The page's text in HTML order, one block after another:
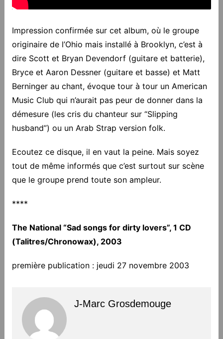
Impression confirmée sur cet album, où le groupe
originaire de l’Ohio mais installé à Brooklyn, c’est à
dire Scott et Bryan Devendorf (guitare et batterie),
Bryce et Aaron Dessner (guitare et basse) et Matt
Berninger au chant, évoque tour à tour un American
Music Club qui n’aurait pas peur de donner dans la
démesure (les cris du chanteur sur “Slipping
husband”) ou un Arab Strap version folk.
Ecoutez ce disque, il en vaut la peine. Mais soyez
tout de même informés que c’est surtout sur scène
que le groupe prend toute son ampleur.
****
The National “Sad songs for dirty lovers”, 1 CD
(Talitres/Chronowax), 2003
première publication : jeudi 27 novembre 2003
J-Marc Grosdemouge